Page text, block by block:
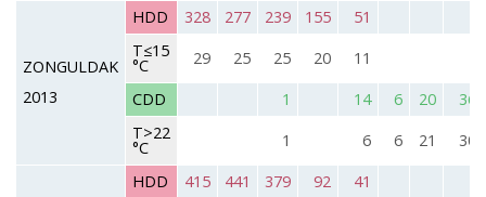
ZONGULDAK
2013
HDD 328 277 239 155
51
T≤15
°C 29 25 25 20
11
CDD
1 14 6 20
36
T>22
°C 1 6 6 21
30
HDD
415 441 379 92 41